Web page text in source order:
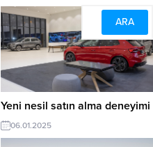
Yeni nesil satın alma deneyimi
06.01.2025